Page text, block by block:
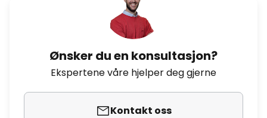
Ønsker du en konsultasjon?
Ekspertene våre hjelper deg gjerne
Kontakt oss